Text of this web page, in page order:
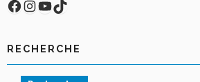
Facebook
Compte Instagram
YouTube
TikTok
RECHERCHE